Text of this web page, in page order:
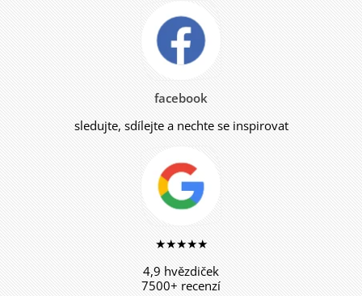
facebook
sledujte, sdílejte a nechte se inspirovat
★★★★★
4,9 hvězdiček
7500+ recenzí